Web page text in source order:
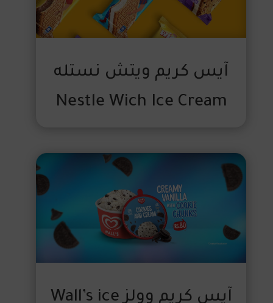
آيس كريم ويتش نستله
Nestle Wich Ice Cream
آيس كريم وولز Wall’s ice